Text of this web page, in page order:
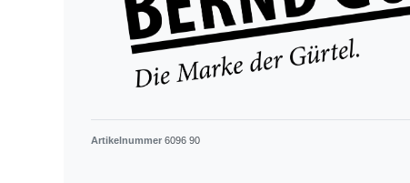
Artikelnummer 6096 90